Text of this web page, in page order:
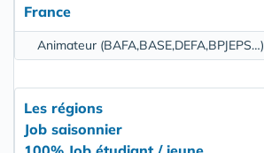
France
Animateur (BAFA,BASE,DEFA,BPJEPS…)
Les régions
Job saisonnier